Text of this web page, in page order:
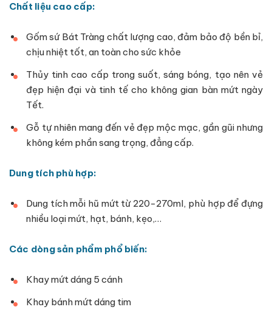
Chất liệu cao cấp:
Gốm sứ Bát Tràng chất lượng cao, đảm bảo độ bền bỉ,
chịu nhiệt tốt, an toàn cho sức khỏe
Thủy tinh cao cấp trong suốt, sáng bóng, tạo nên vẻ
đẹp hiện đại và tinh tế cho không gian bàn mứt ngày
Tết.
Gỗ tự nhiên mang đến vẻ đẹp mộc mạc, gần gũi nhưng
không kém phần sang trọng, đẳng cấp.
Dung tích phù hợp:
Dung tích mỗi hũ mứt từ 220-270ml, phù hợp để đựng
nhiều loại mứt, hạt, bánh, kẹo,…
Các dòng sản phẩm phổ biến:
Khay mứt dáng 5 cánh
Khay bánh mứt dáng tim